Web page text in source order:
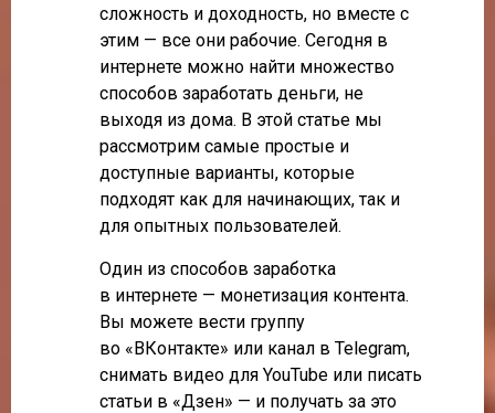
сложность и доходность, но вместе с
этим — все они рабочие. Сегодня в
интернете можно найти множество
способов заработать деньги, не
выходя из дома. В этой статье мы
рассмотрим самые простые и
доступные варианты, которые
подходят как для начинающих, так и
для опытных пользователей.
Один из способов заработка
в интернете — монетизация контента.
Вы можете вести группу
во «ВКонтакте» или канал в Telegram,
снимать видео для YouTube или писать
статьи в «Дзен» — и получать за это